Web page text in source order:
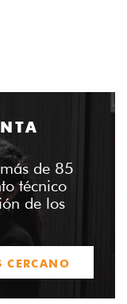
de 85
técnico
de los
CERCANO